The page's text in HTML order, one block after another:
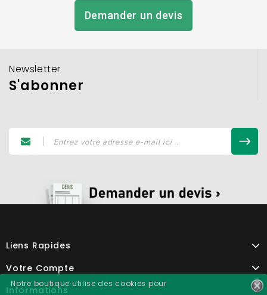
Notre boutique utilise des cookies pour
Demander un devis
Newsletter
S'abonner
Liens Rapides
Votre Compte
Informations